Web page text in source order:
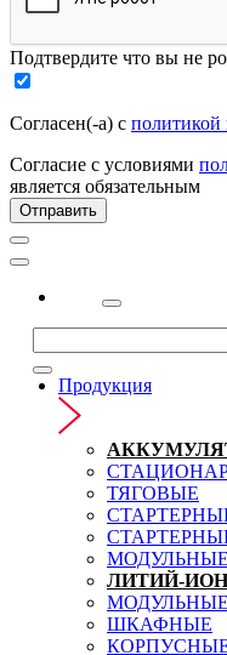
Подтвердите что вы не
Согласен(-а) с политикой
Согласие с условиями
является обязательным
Отправить
Продукция
ТЯГОВЫЕ
МОДУЛЬНЫЕ
ЛИТИЙ-
МОДУЛЬНЫЕ
ШКАФНЫЕ